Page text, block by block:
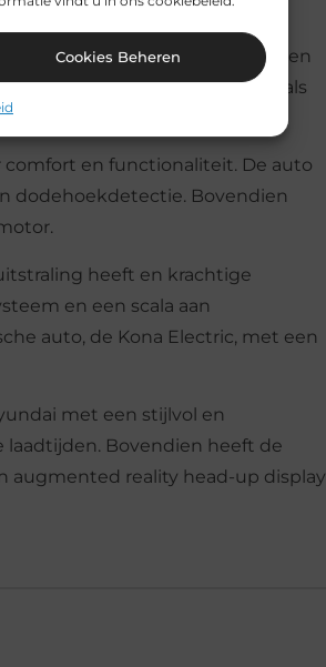
Cookies Beheren
is en perfect is voor
in termen van acceleratie en
van geavanceerde functies zoals
comfort en functionaliteit. De auto
dodehoekdetectie. Bovendien
heeft en krachtige
en een scala aan
auto, de Kona Electric, met een
met een stijlvol en
Bovendien heeft de
augmented reality head-up display